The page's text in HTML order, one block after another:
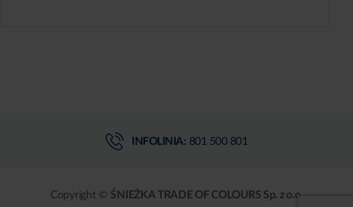
INFOLINIA: 801 500 801
Copyright © ŚNIEŻKA TRADE OF COLOURS Sp. z o.o.